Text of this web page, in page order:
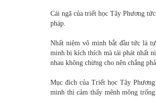
Cái ngã của triết học Tây Phương
pháp.
Nhất niệm vô minh bắt đầu tức là
minh bị kích thích mà tái phát nhất
nhau không chừng cho nên chẳng
Mục đích của Triết học Tây
minh thì cảm thấy mênh mông